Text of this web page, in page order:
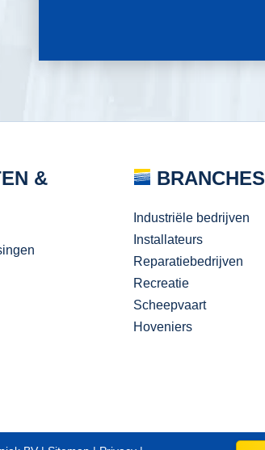
&
BRANCHES
Industriële bedrijven
Installateurs
Reparatiebedrijven
Recreatie
Scheepvaart
Hoveniers